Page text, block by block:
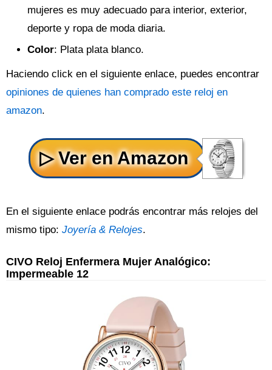
mujeres es muy adecuado para interior, exterior,
deporte y ropa de moda diaria.
Color: Plata plata blanco.
Haciendo click en el siguiente enlace, puedes encontrar
opiniones de quienes han comprado este reloj en
amazon.
En el siguiente enlace podrás encontrar más relojes del
mismo tipo: Joyería & Relojes.
CIVO Reloj Enfermera Mujer Analógico:
Impermeable 12